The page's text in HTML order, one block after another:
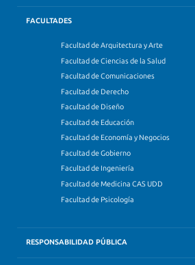
FACULTADES
Facultad de Arquitectura y Arte
Facultad de Ciencias de la Salud
Facultad de Comunicaciones
Facultad de Derecho
Facultad de Diseño
Facultad de Educación
Facultad de Economía y Negocios
Facultad de Gobierno
Facultad de Ingeniería
Facultad de Medicina CAS UDD
Facultad de Psicología
RESPONSABILIDAD PÚBLICA